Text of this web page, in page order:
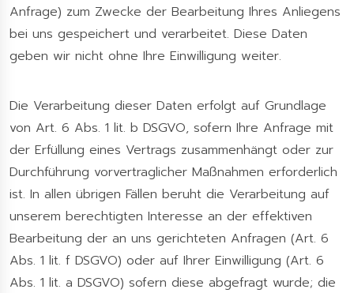
Anfrage) zum Zwecke der Bearbeitung Ihres Anliegens
bei uns gespeichert und verarbeitet. Diese Daten
geben wir nicht ohne Ihre Einwilligung weiter.
Die Verarbeitung dieser Daten erfolgt auf Grundlage
von Art. 6 Abs. 1 lit. b DSGVO, sofern Ihre Anfrage mit
der Erfüllung eines Vertrags zusammenhängt oder zur
Durchführung vorvertraglicher Maßnahmen erforderlich
ist. In allen übrigen Fällen beruht die Verarbeitung auf
unserem berechtigten Interesse an der effektiven
Bearbeitung der an uns gerichteten Anfragen (Art. 6
Abs. 1 lit. f DSGVO) oder auf Ihrer Einwilligung (Art. 6
Abs. 1 lit. a DSGVO) sofern diese abgefragt wurde; die